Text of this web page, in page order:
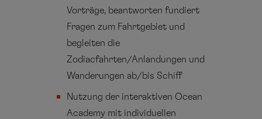
Vorträge, beantworten fundiert
Fragen zum Fahrtgebiet und
begleiten die
Zodiacfahrten/Anlandungen und
Wanderungen ab/bis Schiff
Nutzung der interaktiven Ocean
Academy mit individuellen